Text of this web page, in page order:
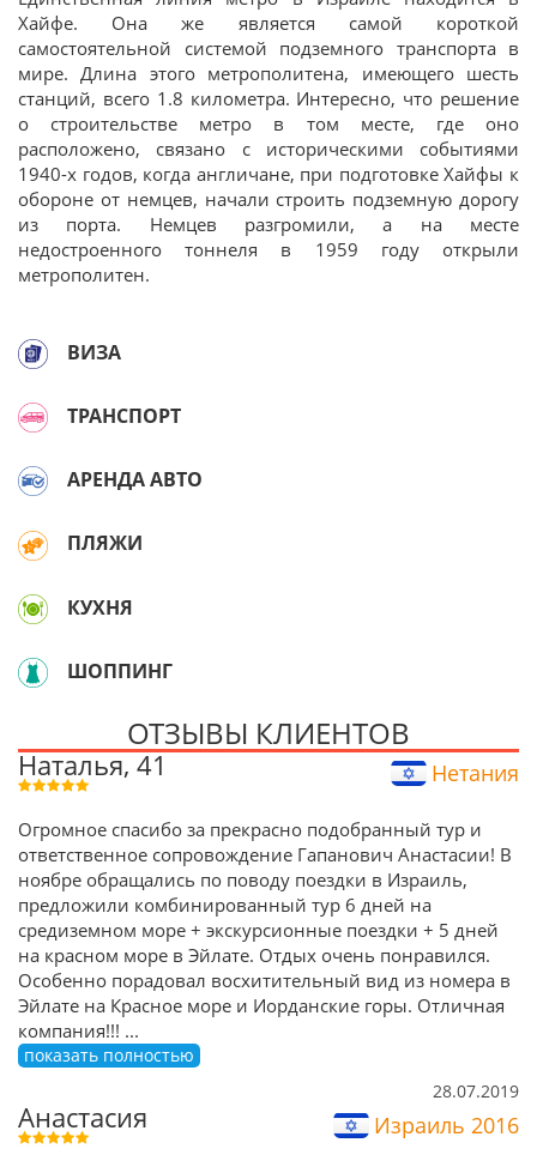
Хайфе. Она же является самой короткой
самостоятельной системой подземного транспорта в
мире. Длина этого метрополитена, имеющего шесть
станций, всего 1.8 километра. Интересно, что решение
о строительстве метро в том месте, где оно
расположено, связано с историческими событиями
1940-х годов, когда англичане, при подготовке Хайфы к
обороне от немцев, начали строить подземную дорогу
из порта. Немцев разгромили, а на месте
недостроенного тоннеля в 1959 году открыли
метрополитен.
ВИЗА
ТРАНСПОРТ
АРЕНДА АВТО
ПЛЯЖИ
КУХНЯ
ШОППИНГ
ОТЗЫВЫ КЛИЕНТОВ
Наталья, 41 Нетания
Огромное спасибо за прекрасно подобранный тур и
ответственное сопровождение Гапанович Анастасии! В
ноябре обращались по поводу поездки в Израиль,
предложили комбинированный тур 6 дней на
средиземном море + экскурсионные поездки + 5 дней
на красном море в Эйлате. Отдых очень понравился.
Особенно порадовал восхитительный вид из номера в
Эйлате на Красное море и Иорданские горы. Отличная
компания!!! ...
показать полностью
28.07.2019
Анастасия Израиль 2016